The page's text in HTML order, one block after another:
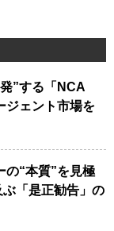
”する「NCA
ジェント市場を
の“本質”を見極
「是正勧告」の